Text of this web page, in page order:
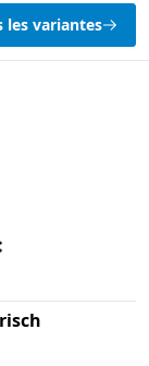
les variantes